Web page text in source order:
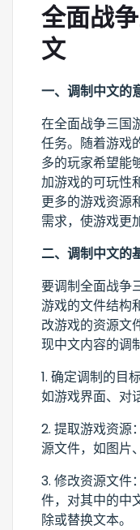
全面战
文
一、调制中文的
在全面战争三国
任务。随着游戏
多的玩家希望能
加游戏的可玩性
更多的游戏资源
需求，使游戏更
二、调制中文的
要调制全面战争
游戏的文件结构
改游戏的资源文
现中文内容的调
1. 确定调制的目
如游戏界面、对
2. 提取游戏资源
源文件，如图片
3. 修改资源文件
件，对其中的中
除或替换文本。